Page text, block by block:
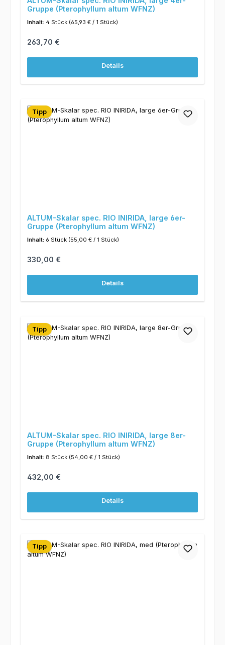
Gruppe (Pterophyllum altum WFNZ)
Inhalt: 4 Stück (65,93 € / 1 Stück)
Regulärer Preis:
263,70 €
Details
Tipp
ALTUM-Skalar spec. RIO INIRIDA, large 6er-
Gruppe (Pterophyllum altum WFNZ)
Inhalt: 6 Stück (55,00 € / 1 Stück)
Regulärer Preis:
330,00 €
Details
Tipp
ALTUM-Skalar spec. RIO INIRIDA, large 8er-
Gruppe (Pterophyllum altum WFNZ)
Inhalt: 8 Stück (54,00 € / 1 Stück)
Regulärer Preis:
432,00 €
Details
Tipp